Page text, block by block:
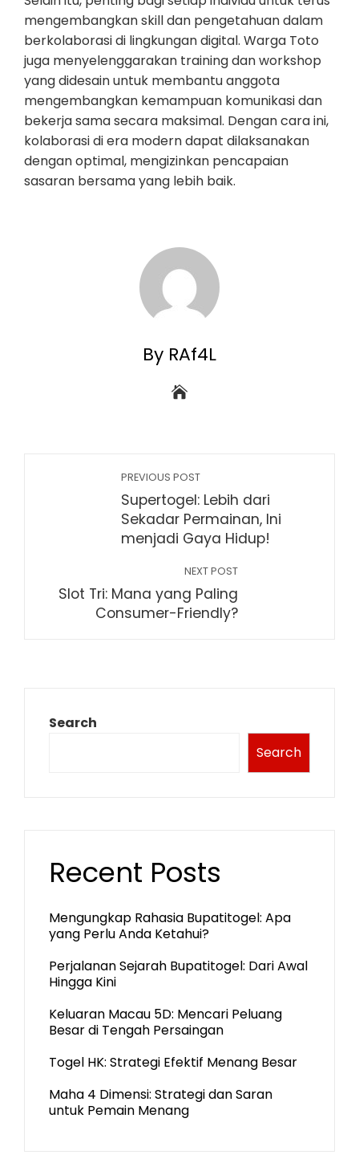
mengembangkan skill dan pengetahuan dalam
berkolaborasi di lingkungan digital. Warga Toto
juga menyelenggarakan training dan workshop
yang didesain untuk membantu anggota
mengembangkan kemampuan komunikasi dan
bekerja sama secara maksimal. Dengan cara ini,
kolaborasi di era modern dapat dilaksanakan
dengan optimal, mengizinkan pencapaian
sasaran bersama yang lebih baik.
By RAf4L
PREVIOUS POST
Supertogel: Lebih dari
Sekadar Permainan, Ini
menjadi Gaya Hidup!
NEXT POST
Slot Tri: Mana yang Paling
Consumer-Friendly?
Search
Search
Recent Posts
Mengungkap Rahasia Bupatitogel: Apa
yang Perlu Anda Ketahui?
Perjalanan Sejarah Bupatitogel: Dari Awal
Hingga Kini
Keluaran Macau 5D: Mencari Peluang
Besar di Tengah Persaingan
Togel HK: Strategi Efektif Menang Besar
Maha 4 Dimensi: Strategi dan Saran
untuk Pemain Menang